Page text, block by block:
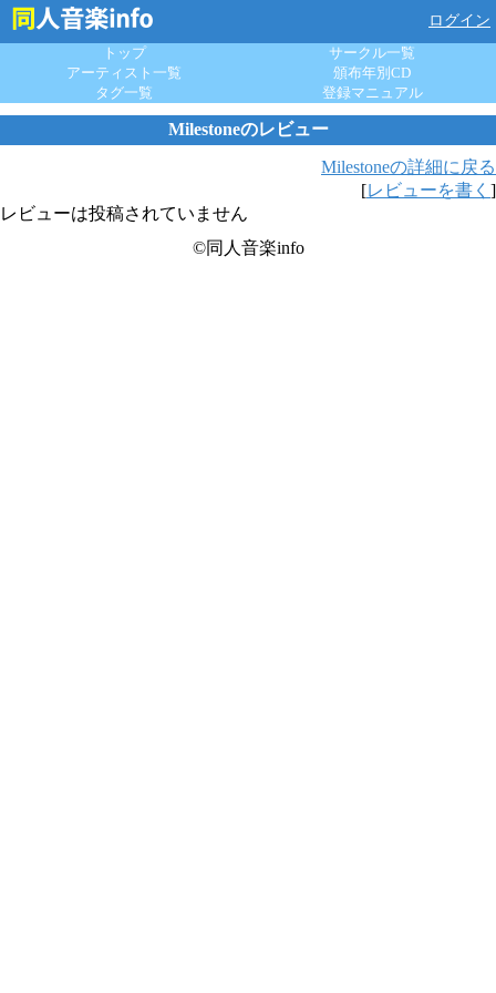
ログイン
トップ
サークル一覧
アーティスト一覧
頒布年別CD
タグ一覧
登録マニュアル
Milestoneのレビュー
Milestoneの詳細に戻る
[レビューを書く ]
レビューは投稿されていません
©同人音楽info